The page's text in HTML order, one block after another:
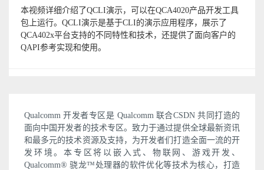
本视频详细介绍了QCLI演示，可以在QCA4020产品开发工具
包上运行。QCLI演示是基于CLI的演示应用程序，展示了
QCA402x平台支持的不同特性和技术，还提供了面向客户的
QAPI参考实现和使用。
Qualcomm 开发者专区是 Qualcomm 联合CSDN 共同打造的
面向中国开发者的技术专区。致力于通过提供全球最新资讯
和最多元的技术资源及支持，为开发者们打造全面一流的开
发环境。本专区将以嵌入式、物联网、游戏开发、
Qualcomm® 骁龙™处理器的软件优化等技术为核心，打造